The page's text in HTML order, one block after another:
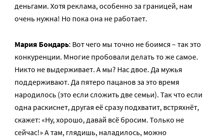
деньгами. Хотя реклама, особенно за границей, нам
очень нужна! Но пока она не работает.
Мария Бондарь: Вот чего мы точно не боимся – так это
конкуренции. Многие пробовали делать то же самое.
Никто не выдерживает. А мы? Нас двое. Да мужья
поддерживают. Да пятеро пацанов за это время
народилось (это если сложить две семьи). Так что если
одна раскиснет, другая её сразу подхватит, встряхнёт,
скажет: «Ну, хорошо, давай всё бросим. Только не
сейчас!» А там, глядишь, наладилось, можно